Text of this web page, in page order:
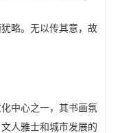
略。无以传其意，故
中心之一，其书画氛
人雅士和城市发展的